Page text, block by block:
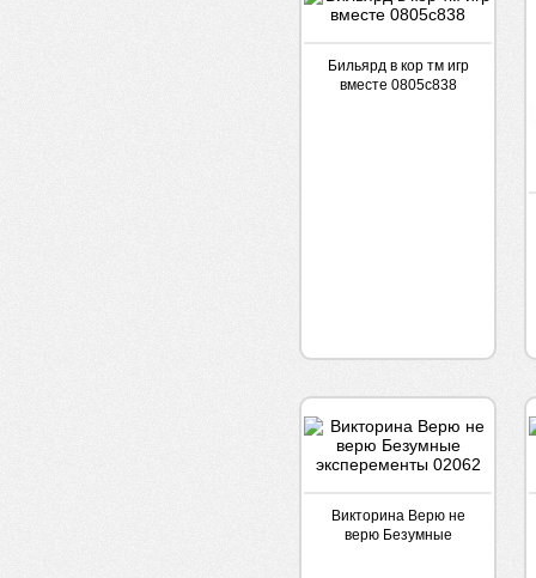
Бильярд в кор тм игр
вместе 0805с838
Викторина Верю не
верю Безумные